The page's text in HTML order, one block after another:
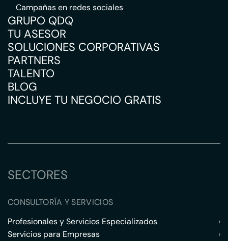
Campañas en redes sociales
GRUPO QDQ
TU ASESOR
SOLUCIONES CORPORATIVAS
PARTNERS
TALENTO
BLOG
INCLUYE TU NEGOCIO GRATIS
SECTORES
CONSULTORÍA Y SERVICIOS
Profesionales y Servicios Especializados
›
Servicios para Empresas
›